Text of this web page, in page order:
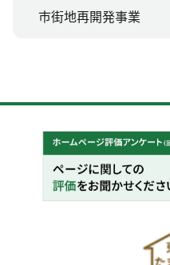
市街地再開発事業